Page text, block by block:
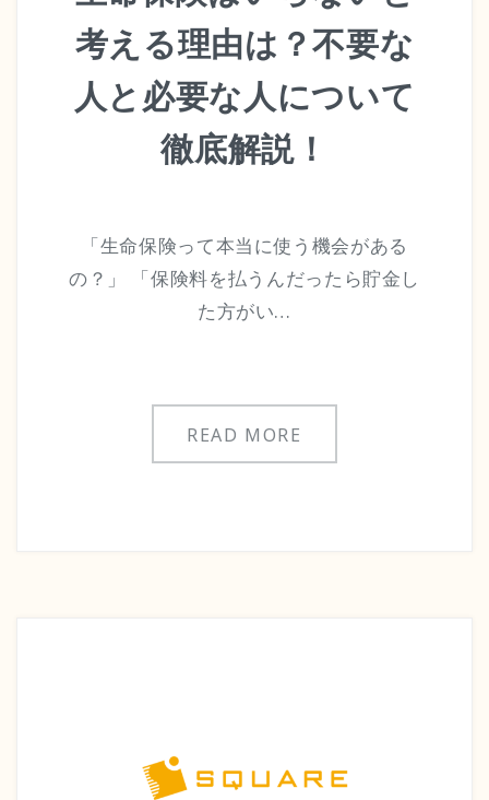
考える理由は？不要な
人と必要な人について
徹底解説！
「生命保険って本当に使う機会がある
の？」 「保険料を払うんだったら貯金し
た方がい…
READ MORE